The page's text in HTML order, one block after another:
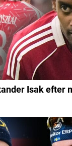
Isak efter